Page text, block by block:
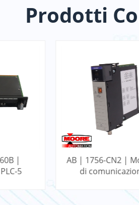
Prodotti
Modulo
AB | 1746-NI4 |
di ingresso